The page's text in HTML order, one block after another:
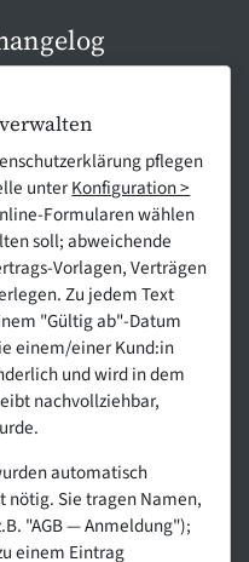
pflegen
unterKonfiguration >
Formularen wählen
soll; abweichende
Vorlagen, Verträgen
Zu jedem Text
"Gültig ab"-Datum
einem/einer Kund:in
und wird in dem
nachvollziehbar,
automatisch
Sie tragen Namen,
"AGB — Anmeldung");
einem Eintrag